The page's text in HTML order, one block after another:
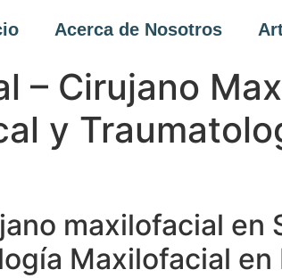
Acerca de Nosotros
– Cirujano
y
maxilofacial en
Maxilofacial en